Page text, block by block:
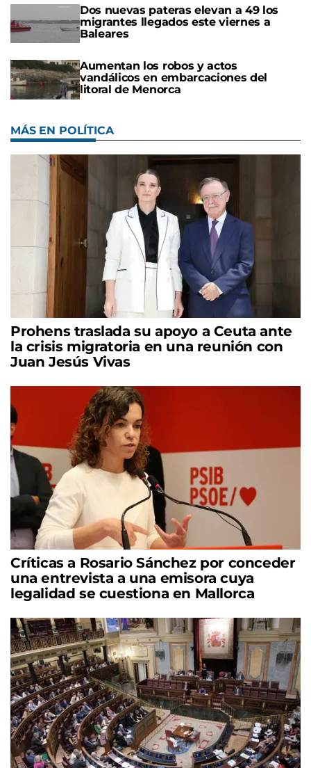
Dos nuevas pateras elevan a 49 los
migrantes llegados este viernes a
Baleares
Aumentan los robos y actos
vandálicos en embarcaciones del
litoral de Menorca
MÁS EN POLÍTICA
Prohens traslada su apoyo a Ceuta ante
la crisis migratoria en una reunión con
Juan Jesús Vivas
Críticas a Rosario Sánchez por conceder
una entrevista a una emisora cuya
legalidad se cuestiona en Mallorca